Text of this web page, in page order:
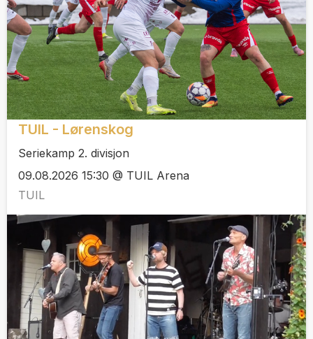
TUIL - Lørenskog
Seriekamp 2. divisjon
09.08.2026 15:30 @ TUIL Arena
TUIL